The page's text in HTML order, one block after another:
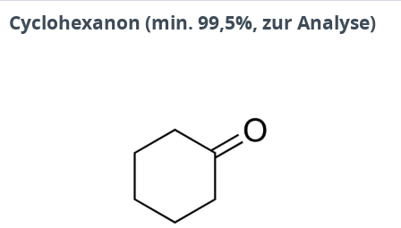
Cyclohexanon (min. 99,5%, zur Analyse)